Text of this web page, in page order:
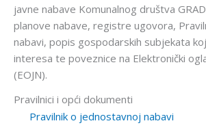
javne nabave Komunalnog društva
planove nabave, registre ugovora,
nabavi, popis gospodarskih subjekata
interesa te poveznice na Elektronički
(EOJN).
Pravilnici i opći dokumenti
Pravilnik o jednostavnoj nabavi